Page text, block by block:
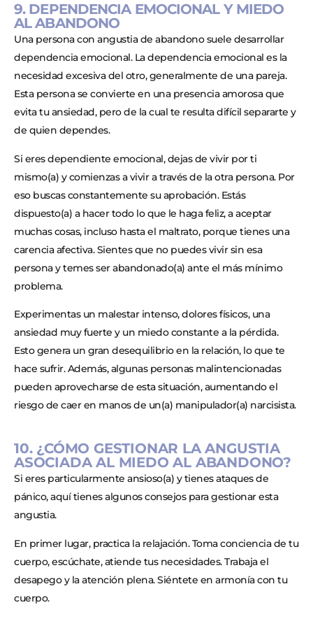
9. DEPENDENCIA EMOCIONAL Y MIEDO
AL ABANDONO
Una persona con angustia de abandono suele desarrollar
dependencia emocional. La dependencia emocional es la
necesidad excesiva del otro, generalmente de una pareja.
Esta persona se convierte en una presencia amorosa que
evita tu ansiedad, pero de la cual te resulta difícil separarte y
de quien dependes.
Si eres dependiente emocional, dejas de vivir por ti
mismo(a) y comienzas a vivir a través de la otra persona. Por
eso buscas constantemente su aprobación. Estás
dispuesto(a) a hacer todo lo que le haga feliz, a aceptar
muchas cosas, incluso hasta el maltrato, porque tienes una
carencia afectiva. Sientes que no puedes vivir sin esa
persona y temes ser abandonado(a) ante el más mínimo
problema.
Experimentas un malestar intenso, dolores físicos, una
ansiedad muy fuerte y un miedo constante a la pérdida.
Esto genera un gran desequilibrio en la relación, lo que te
hace sufrir. Además, algunas personas malintencionadas
pueden aprovecharse de esta situación, aumentando el
riesgo de caer en manos de un(a) manipulador(a) narcisista.
10. ¿CÓMO GESTIONAR LA ANGUSTIA
ASOCIADA AL MIEDO AL ABANDONO?
Si eres particularmente ansioso(a) y tienes ataques de
pánico, aquí tienes algunos consejos para gestionar esta
angustia.
En primer lugar, practica la relajación. Toma conciencia de tu
cuerpo, escúchate, atiende tus necesidades. Trabaja el
desapego y la atención plena. Siéntete en armonía con tu
cuerpo.